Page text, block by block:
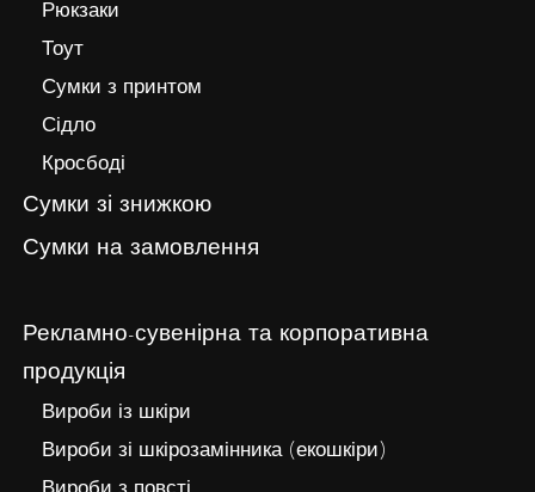
Рюкзаки
Тоут
Сумки з принтом
Сідло
Кросбоді
Сумки зі знижкою
Сумки на замовлення
Рекламно-сувенірна та корпоративна
продукція
Вироби із шкіри
Вироби зі шкірозамінника (екошкіри)